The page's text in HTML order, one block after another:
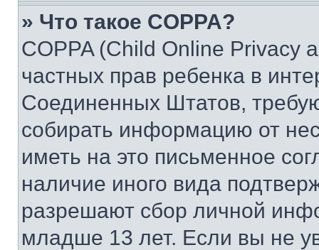
» Что такое COPPA?
COPPA (Child Online Privacy
частных прав ребенка в
Соединенных Штатов,
собирать информацию от
иметь на это письменное
наличие иного вида
разрешают сбор личной
младше 13 лет. Если вы не